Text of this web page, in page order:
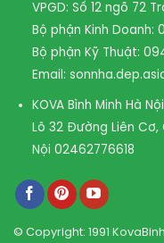
VPGD: Số 12 ngõ 72
Bộ phận Kinh Doanh:
Bộ phận Kỹ Thuật:
Email:
KOVA Bình Minh Hà
Lô 32 Đường Liên Cơ,
Nội 02462776618
© Copyright: 1991